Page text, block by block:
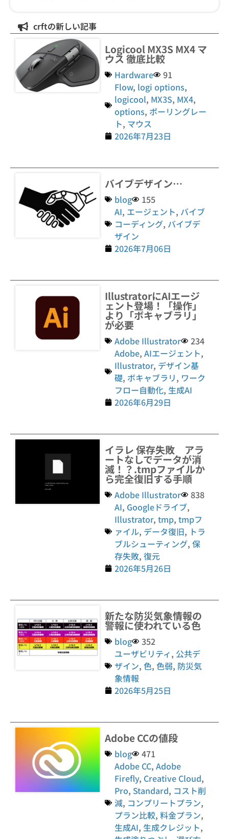
crftの新しい記事
Logicool MX3S MX4 マ
ウス 徹底比較
Hardware
91
Flow, logi options,
logicool, MX3S, MX4,
options, ポーリングレー
ト, マウス
2026年7月23日
バイブデザイン…
blog
155
AI, エージェント, バイブ
コーディング, バイブデ
ザイン
2026年7月06日
IllustratorにAIエージ
ェント登場！「操作」
より「ボキャブラリ」
が必要
Adobe Illustrator
234
Adobe,AIエージェント,
Illustrator, デザイン基
礎, ボキャブラリ, ワーク
フロー自動化, 生成AI
2026年6月29日
イラレ 保存失敗 アラ
ートなしでデータが消
滅！？.tmpファイルか
ら完全復旧する手順
Adobe Illustrator
838
AI, Googleドライブ,
Illustrator,tmp,tmpフ
ァイル, データ復旧, トラ
ブルシューティング,保
存失敗,復元
2026年5月26日
新たな防災気象情報の
警報に使われている色
blog
352
ユーザビリティ, 公共デ
ザイン,色,色弱, 防災気
象情報
2026年5月25日
Adobe CCの値段
blog
471
Adobe CC,Adobe
Firefly, Creative Cloud,
Pro, Standard, コスト削
減, コンプリートプラン,
プラン比較,料金プラン,
生成AI, 生成クレジット,